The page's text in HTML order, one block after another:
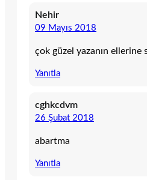
Nehir
09 Mayıs 2018
çok güzel yazanın ellerine
Yanıtla
cghkcdvm
26 Şubat 2018
abartma
Yanıtla